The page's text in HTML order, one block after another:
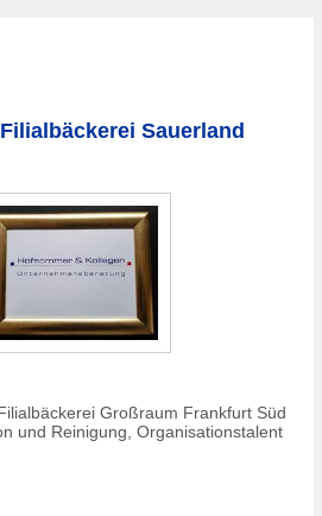
Sauerland
Großraum Frankfurt Süd
und Reinigung, Organisationstalent